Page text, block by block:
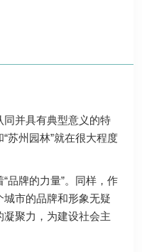
并具有典型意义的特
苏州园林”就在很大程度
牌的力量”。同样，作
市的品牌和形象无疑
聚力，为建设社会主